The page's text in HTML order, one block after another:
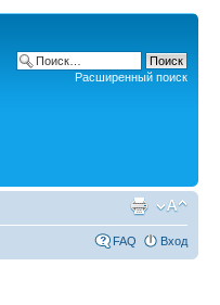
Расширенный поиск
FAQ Вход